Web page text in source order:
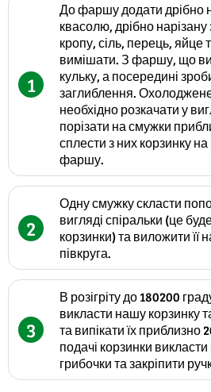
1
До фаршу додати дрібно
квасолю, дрібно
кропу, сіль, перець, яйце
вимішати. З фаршу, що
кульку, а посередині
заглиблення. Охолоджене
необхідно розкачати у
порізати на смужки
сплести з них корзинку
фаршу.
2
Одну смужку скласти
вигляді спіральки (це
корзинки) та виложити її
півкруга.
3
В розігріту до 180200
викласти нашу корзинку
та випікати їх
подачі корзинки
грибочки та закріпити